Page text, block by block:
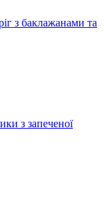
з баклажанами та
з запеченої